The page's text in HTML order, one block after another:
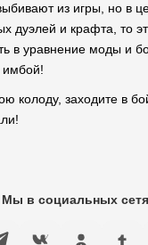
из игры, но в
дуэлей и крафта, то
в уравнение моды и
имбой!
колоду, заходите в
Мы в социальных